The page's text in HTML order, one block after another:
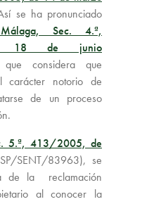
se ha pronunciado
Sec. 4.ª,
18 de junio
que considera que
carácter notorio de
de un proceso
5.ª, 413/2005, de
SENT/83963), se
de la reclamación
al conocer la